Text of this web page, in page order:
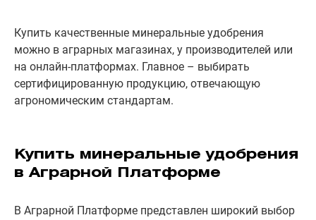
Купить качественные минеральные удобрения
можно в аграрных магазинах, у производителей или
на онлайн-платформах. Главное – выбирать
сертифицированную продукцию, отвечающую
агрономическим стандартам.
Купить минеральные удобрения
в Аграрной Платформе
В Аграрной Платформе представлен широкий выбор